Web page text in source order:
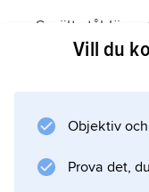
Smält stål löser
åstadkommer
glödgning vid
Vill du
Objektiv
Prova det,